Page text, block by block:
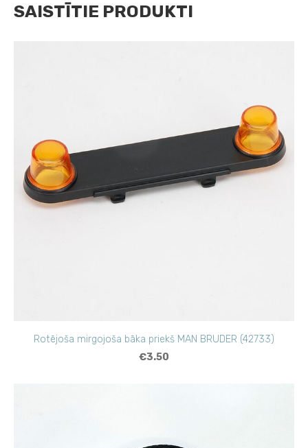
SAISTĪTIE PRODUKTI
Rotējoša mirgojoša bāka priekš MAN BRUDER (42733)
€3.50